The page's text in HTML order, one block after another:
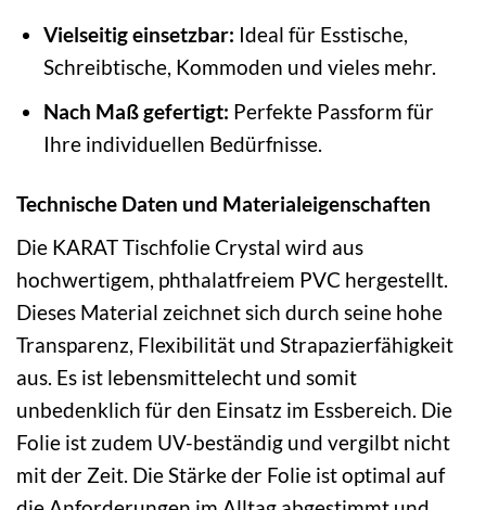
Vielseitig einsetzbar: Ideal für Esstische,
Schreibtische, Kommoden und vieles mehr.
Nach Maß gefertigt: Perfekte Passform für
Ihre individuellen Bedürfnisse.
Technische Daten und Materialeigenschaften
Die KARAT Tischfolie Crystal wird aus
hochwertigem, phthalatfreiem PVC hergestellt.
Dieses Material zeichnet sich durch seine hohe
Transparenz, Flexibilität und Strapazierfähigkeit
aus. Es ist lebensmittelecht und somit
unbedenklich für den Einsatz im Essbereich. Die
Folie ist zudem UV-beständig und vergilbt nicht
mit der Zeit. Die Stärke der Folie ist optimal auf